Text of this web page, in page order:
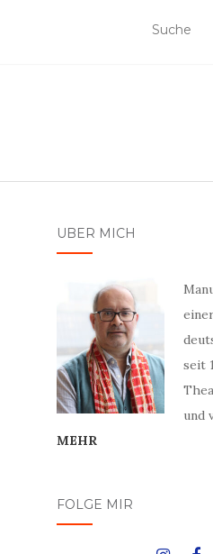
ÜBER MICH
seit
und
MEHR
FOLGE MIR